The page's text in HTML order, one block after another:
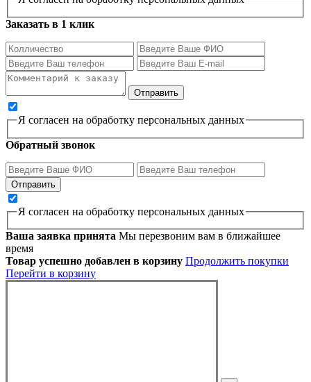
Заказать в 1 клик
Я согласен на обработку персональных данных
Обратный звонок
Я согласен на обработку персональных данных
Ваша заявка принята Мы перезвоним вам в ближайшее
время
Товар успешно добавлен в корзину Продолжить покупки
Перейти в корзину